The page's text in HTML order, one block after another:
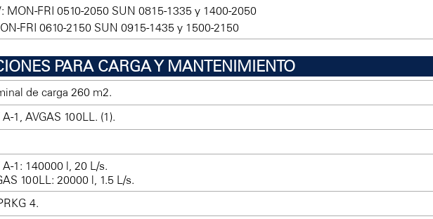
MON-FRI 0510-2050 SUN 0815-1335 y 1400-2050
FRI 0610-2150 SUN 0915-1435 y 1500-2150
PARA CARGA Y MANTENIMIENTO
de carga 260 m2.
1, AVGAS 100LL. (1).
A-1: 140000 l, 20 L/s.
100LL: 20000 l, 1.5 L/s.
4.